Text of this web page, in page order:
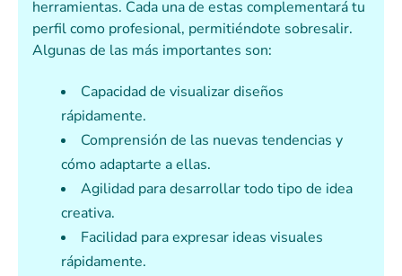
herramientas. Cada una de estas complementará tu
perfil como profesional, permitiéndote sobresalir.
Algunas de las más importantes son:
Capacidad de visualizar diseños
rápidamente.
Comprensión de las nuevas tendencias y
cómo adaptarte a ellas.
Agilidad para desarrollar todo tipo de idea
creativa.
Facilidad para expresar ideas visuales
rápidamente.